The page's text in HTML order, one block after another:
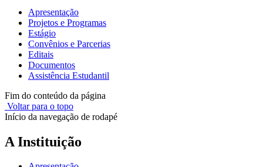
Apresentação
Projetos e Programas
Estágio
Convênios e Parcerias
Editais
Documentos
Assistência Estudantil
Fim do conteúdo da página
Voltar para o topo
Início da navegação de rodapé
A Instituição